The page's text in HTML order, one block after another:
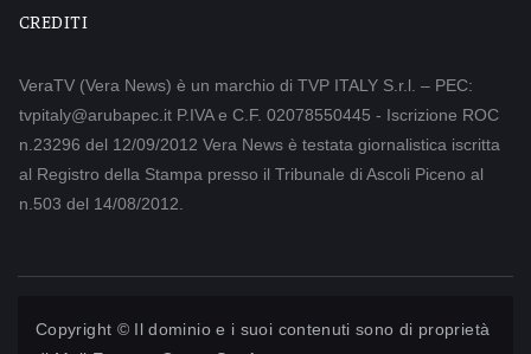
CREDITI
VeraTV (Vera News) è un marchio di TVP ITALY S.r.l. – PEC:
tvpitaly@arubapec.it P.IVA e C.F. 02078550445 - Iscrizione ROC
n.23296 del 12/09/2012 Vera News è testata giornalistica iscritta
al Registro della Stampa presso il Tribunale di Ascoli Piceno al
n.503 del 14/08/2012.
Copyright © Il dominio e i suoi contenuti sono di proprietà